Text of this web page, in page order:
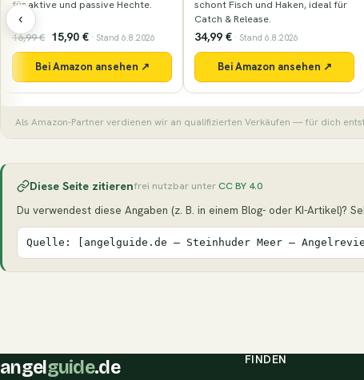
schont Fisch und Haken, ideal für
Catch & Release.
34,99 € · Stand 6.8.2026
Bei Amazon ansehen ↗
beim Absinken.
9,49 € · Stand 6.8.2026
Bei Amazon ansehen ↗
‹
Als Amazon-Partner verdienen wir an qualifizierten Verkäufen — für dich
Diese Seite zitierenfrei nutzbar unterCC BY 4.0
Du verwendest diese Angaben (z. B. in einem Blog- oder KI-Artikel)?
Quelle: [angelguide.de – Steinhuder Meer –
angel guide.de FINDEN